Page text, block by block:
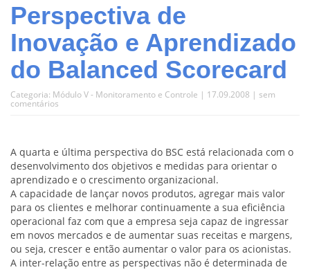
Perspectiva de
Inovação e Aprendizado
do Balanced Scorecard
Categoria: Módulo V - Monitoramento e Controle | 17.09.2008 | sem
comentários
A quarta e última perspectiva do BSC está relacionada com o
desenvolvimento dos objetivos e medidas para orientar o
aprendizado e o crescimento organizacional.
A capacidade de lançar novos produtos, agregar mais valor
para os clientes e melhorar continuamente a sua eficiência
operacional faz com que a empresa seja capaz de ingressar
em novos mercados e de aumentar suas receitas e margens,
ou seja, crescer e então aumentar o valor para os acionistas.
A inter-relação entre as perspectivas não é determinada de